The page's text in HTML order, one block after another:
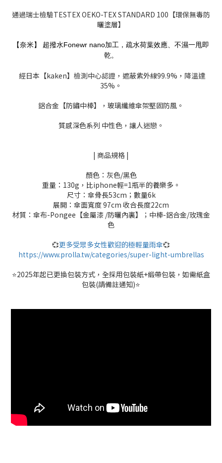
通過瑞士檢驗TESTEX OEKO-TEX STANDARD 100【環保無毒防
曬塗層】
【奈米】 超撥水Fonewr nano加工，疏水荷葉效應、不濕一甩即
乾。
經日本【kaken】檢測中心認證，遮蔽紫外線99.9%，降溫達
35%。
鋁合金【防鏽中棒】，玻璃纖維傘架堅固防風。
質感深色系列 中性色，讓人迷戀。
| 商品規格 |
顏色：灰色/黑色
重量：130g，比iphone輕=1瓶半的養樂多。
尺寸：傘骨長53cm；數量6k
展開：傘面寬度 97cm 收合長度22cm
材質：傘布-Pongee【金屬漆 /防曬內裏】；中棒-鋁合金/玫瑰金
色
💞更多受眾多女性歡迎的極輕量雨傘💞
https://www.prolla.tw/categories/super-light-umbrellas
⭐️2025年起已更換包裝方式，全採用包裝紙+緞帶包裝，如需紙盒
包裝(請備註通知)⭐️